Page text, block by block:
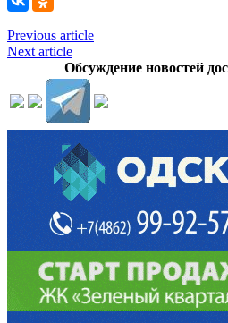
Previous article
Next article
Обсуждение новостей